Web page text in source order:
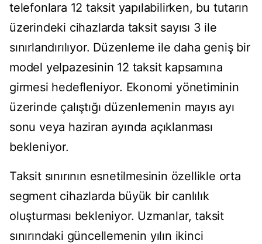
telefonlara 12 taksit yapılabilirken, bu tutarın
üzerindeki cihazlarda taksit sayısı 3 ile
sınırlandırılıyor. Düzenleme ile daha geniş bir
model yelpazesinin 12 taksit kapsamına
girmesi hedefleniyor. Ekonomi yönetiminin
üzerinde çalıştığı düzenlemenin mayıs ayı
sonu veya haziran ayında açıklanması
bekleniyor.
Taksit sınırının esnetilmesinin özellikle orta
segment cihazlarda büyük bir canlılık
oluşturması bekleniyor. Uzmanlar, taksit
sınırındaki güncellemenin yılın ikinci